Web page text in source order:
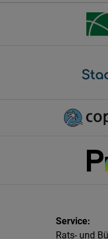
Rats- und